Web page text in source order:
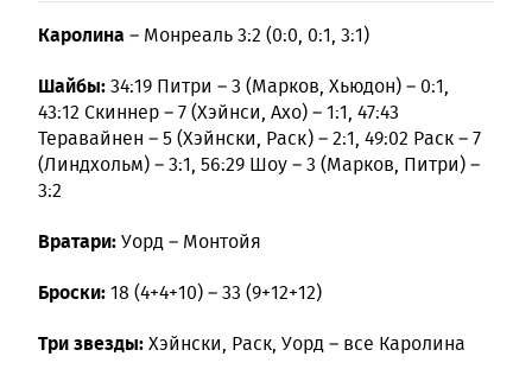
Каролина – Монреаль 3:2 (0:0, 0:1, 3:1)
Шайбы:34:19 Питри – 3 (Марков, Хьюдон) – 0:1,
43:12 Скиннер – 7 (Хэйнси, Ахо) – 1:1, 47:43
Теравайнен – 5 (Хэйнски, Раск) – 2:1, 49:02 Раск – 7
(Линдхольм) – 3:1, 56:29 Шоу – 3 (Марков, Питри) –
3:2
Вратари:Уорд – Монтойя
Броски:18 (4+4+10) – 33 (9+12+12)
Три звезды:Хэйнски, Раск, Уорд – все Каролина